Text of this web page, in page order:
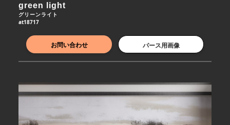
green light
グリーンライト
at18717
お問い合わせ パース用画像